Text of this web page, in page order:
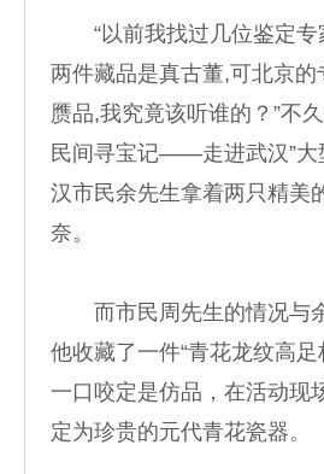
“以前我找过几位鉴定专
两件藏品是真古董,可北京的
赝品,我究竟该听谁的？”不
民间寻宝记——走进武汉”大
汉市民余先生拿着两只精美
奈。
而市民周先生的情况与余
他收藏了一件“青花龙纹高足
一口咬定是仿品，在活动现
定为珍贵的元代青花瓷器。